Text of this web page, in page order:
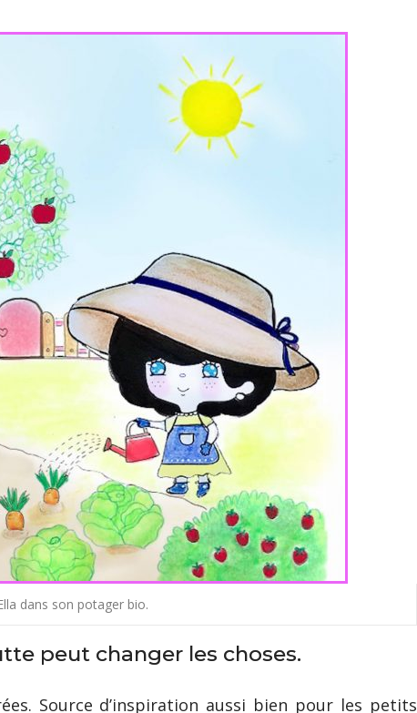
dans son potager bio.
peut changer les choses.
Source d’inspiration aussi bien pour les petits